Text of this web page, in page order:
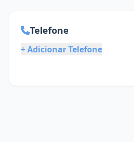
Telefone
+ Adicionar Telefone